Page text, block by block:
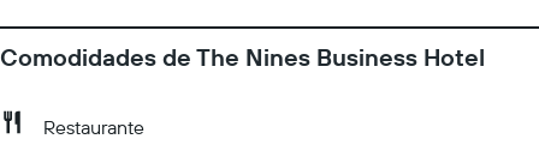
Comodidades de The Nines Business Hotel
Restaurante